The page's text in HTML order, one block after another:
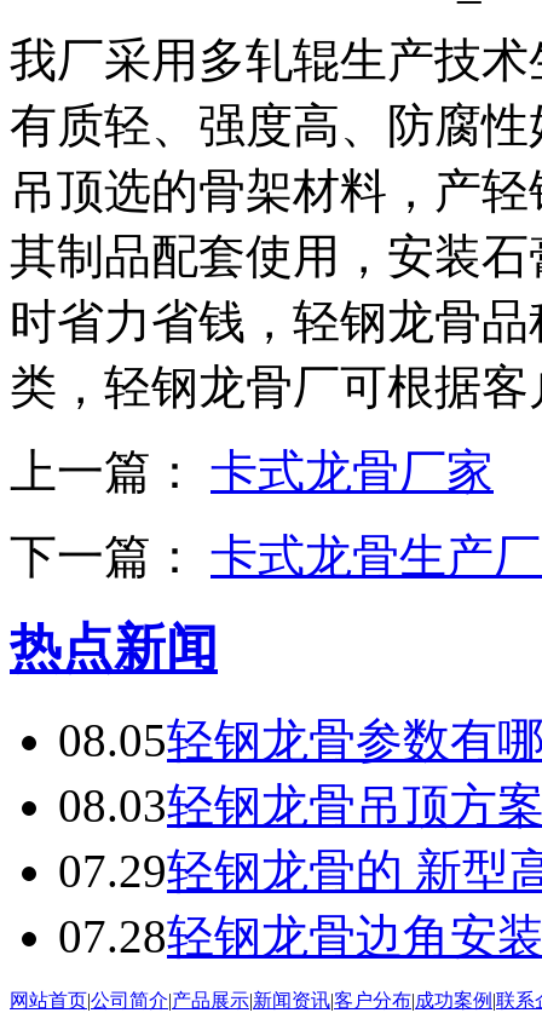
我厂采用多轧辊生产技
有质轻、强度高、防腐
吊顶选的骨架材料，产
其制品配套使用，安装
时省力省钱，轻钢龙骨
类，轻钢龙骨厂可根据
上一篇： 卡式龙骨厂家
下一篇： 卡式龙骨生产
热点新闻
08.05轻钢龙骨参数有
08.03轻钢龙骨吊顶方
07.29轻钢龙骨的 新型
07.28轻钢龙骨边角安
网站首页|公司简介|产品展示|新闻资讯|客户分布|成功案例 |联系